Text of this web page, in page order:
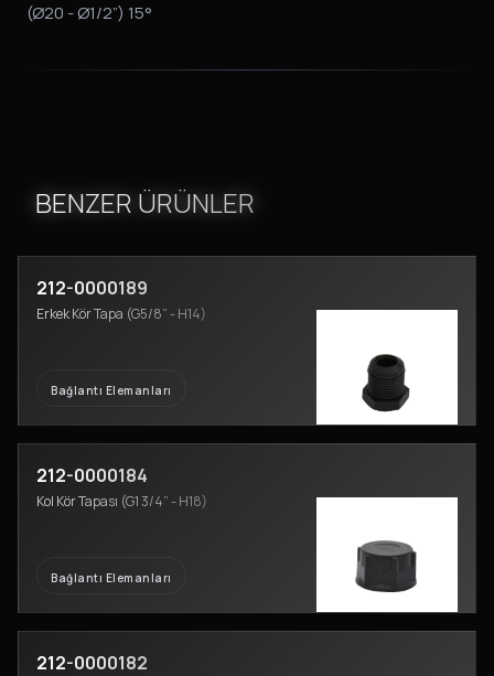
(Ø20 - Ø1/2”) 15°
BENZER ÜRÜNLER
212-0000189
Erkek Kör Tapa (G5/8” - H14)
Bağlantı Elemanları
212-0000184
Kol Kör Tapası (G1 3/4” - H18)
Bağlantı Elemanları
212-0000182